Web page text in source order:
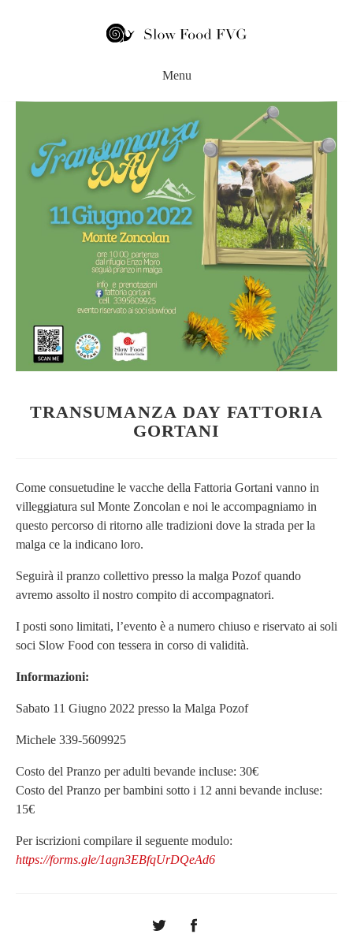
TRANSUMANZA DAY FATTORIA
GORTANI
Come consuetudine le vacche della Fattoria Gortani vanno in
villeggiatura sul Monte Zoncolan e noi le accompagniamo in
questo percorso di ritorno alle tradizioni dove la strada per la
malga ce la indicano loro.
Seguirà il pranzo collettivo presso la malga Pozof quando
avremo assolto il nostro compito di accompagnatori.
I posti sono limitati, l’evento è a numero chiuso e riservato ai soli
soci Slow Food con tessera in corso di validità.
Informazioni:
Sabato 11 Giugno 2022 presso la Malga Pozof
Michele 339-5609925
Costo del Pranzo per adulti bevande incluse: 30€
Costo del Pranzo per bambini sotto i 12 anni bevande incluse:
15€
Per iscrizioni compilare il seguente modulo:
https://forms.gle/1agn3EBfqUrDQeAd6